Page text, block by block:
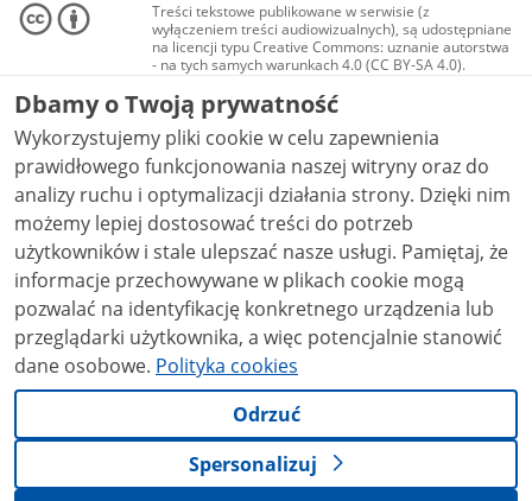
Treści tekstowe publikowane w serwisie (z
wyłączeniem treści audiowizualnych), są udostępniane
na licencji typu Creative Commons: uznanie autorstwa
- na tych samych warunkach 4.0 (CC BY-SA 4.0).
Materiały audiowizualne, w tym zdjęcia, materiały
audio i wideo, są udostępniane na licencji typu
Creative Commons: uznanie autorstwa użycie
niekomercyjne - bez utworów zależnych 4.0 (CC BY-
NC-ND 4.0), o ile nie jest to stwierdzone inaczej.
Dbamy o Twoją prywatność
Wykorzystujemy pliki cookie w celu zapewnienia
prawidłowego funkcjonowania naszej witryny oraz do
analizy ruchu i optymalizacji działania strony. Dzięki nim
możemy lepiej dostosować treści do potrzeb
użytkowników i stale ulepszać nasze usługi. Pamiętaj, że
informacje przechowywane w plikach cookie mogą
pozwalać na identyfikację konkretnego urządzenia lub
przeglądarki użytkownika, a więc potencjalnie stanowić
dane osobowe. Polityka cookies
Odrzuć
Spersonalizuj